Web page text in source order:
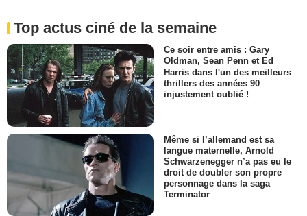
Top actus ciné de la semaine
Ce soir entre amis : Gary
Oldman, Sean Penn et Ed
Harris dans l'un des meilleurs
thrillers des années 90
injustement oublié !
Même si l’allemand est sa
langue maternelle, Arnold
Schwarzenegger n’a pas eu le
droit de doubler son propre
personnage dans la saga
Terminator